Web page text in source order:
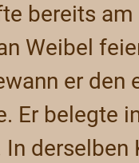
bereits am
Weibel
er den
Er belegte
derselben